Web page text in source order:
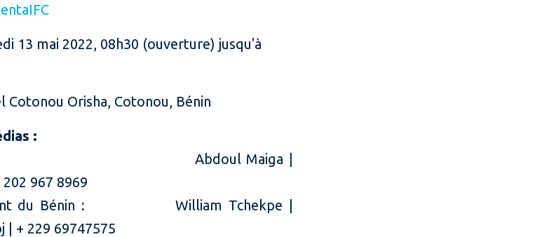
13 mai 2022, 08h30 (ouverture) jusqu'à
Cotonou Orisha, Cotonou, Bénin
:
: Abdoul Maiga |
967 8969
du Bénin : William Tchekpe |
| + 229 69747575